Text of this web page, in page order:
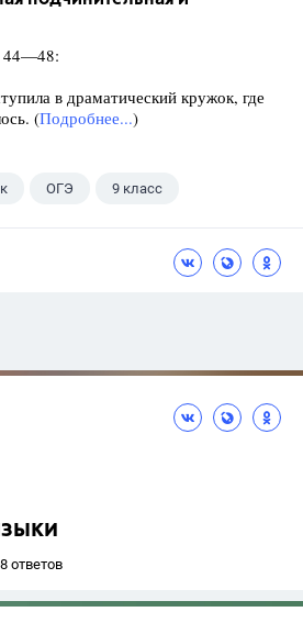
44—48:
в драматический кружок, где
(Подробнее...)
ОГЭ 9 класс
ответов